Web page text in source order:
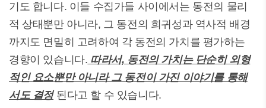
기도 합니다. 이들 수집가들 사이에서는 동전의 물리
적 상태뿐만 아니라, 그 동전의 희귀성과 역사적 배경
까지도 면밀히 고려하여 각 동전의 가치를 평가하는
경향이 있습니다. 따라서, 동전의 가치는 단순히 외형
적인 요소뿐만 아니라 그 동전이 가진 이야기를 통해
서도 결정 된다고 할 수 있습니다.